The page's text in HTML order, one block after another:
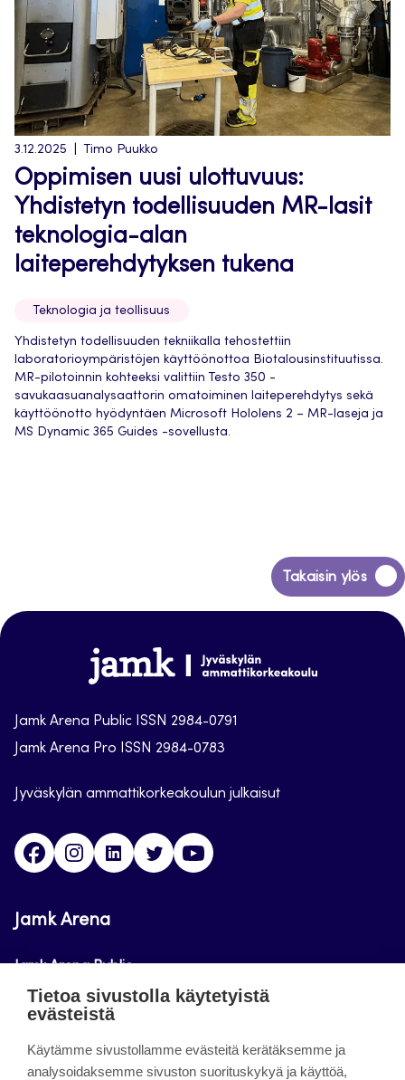
3.12.2025 Timo Puukko
Oppimisen uusi ulottuvuus:
Yhdistetyn todellisuuden MR-lasit
teknologia-alan
laiteperehdytyksen tukena
Teknologia ja teollisuus
Yhdistetyn todellisuuden tekniikalla tehostettiin
laboratorioympäristöjen käyttöönottoa Biotalousinstituutissa.
MR-pilotoinnin kohteeksi valittiin Testo 350 -
savukaasuanalysaattorin omatoiminen laiteperehdytys sekä
käyttöönotto hyödyntäen Microsoft Hololens 2 – MR-laseja ja
MS Dynamic 365 Guides -sovellusta.
Takaisin ylös
Siirry
takaisin
Jamk
Arena
Jamk Arena Public ISSN 2984-0791
Jamk Arena Pro ISSN 2984-0783
Jyväskylän ammattikorkeakoulun julkaisut
FacebookInstagramLinkedinTwitter
Jamk Arena
Jamk Arena Public
Jamk Arena Pro
Tietoa sivustolla käytetyistä
evästeistä
Käytämme sivustollamme evästeitä kerätäksemme ja
analysoidaksemme sivuston suorituskykyä ja käyttöä,